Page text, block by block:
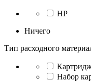
HP
Ничего
Тип расходного
Набор